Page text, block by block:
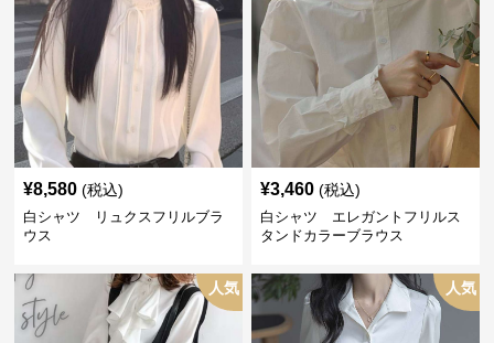
¥8,580 (税込)
白シャツ リュクスフリルブラ
ウス
¥3,460 (税込)
白シャツ エレガントフリルス
タンドカラーブラウス
人気 人気